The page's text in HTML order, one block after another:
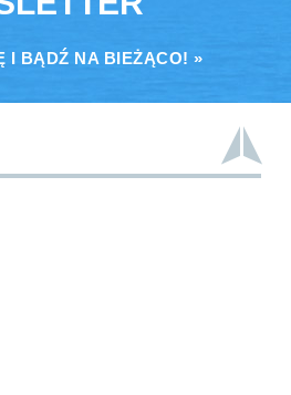
I BĄDŹ NA BIEŻĄCO! »